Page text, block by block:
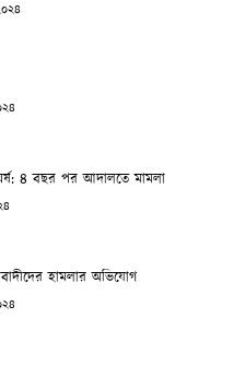
৪ বছর পর আদালতে মামলা
হামলার অভিযোগ